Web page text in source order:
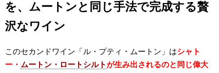
を、ムートンと同じ手法で完成する贅
沢なワイン
このセカンドワイン「ル・プティ・ムートン」はシャト
ー・ ムートン・ロートシルトが生み出されるのと同じ偉大